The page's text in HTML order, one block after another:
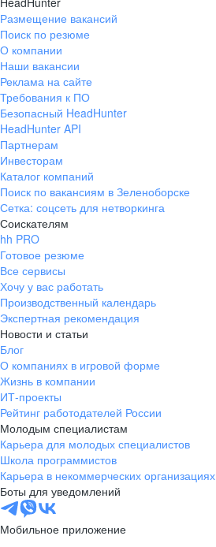
Размещение вакансий
Поиск по резюме
О компании
Наши вакансии
Реклама на сайте
Требования к ПО
Безопасный HeadHunter
HeadHunter API
Партнерам
Инвесторам
Каталог компаний
Поиск по вакансиям в Зеленоборске
Сетка: соцсеть для нетворкинга
Соискателям
hh PRO
Готовое резюме
Все сервисы
Хочу у вас работать
Производственный календарь
Экспертная рекомендация
Новости и статьи
Блог
О компаниях в игровой форме
Жизнь в компании
ИТ-проекты
Рейтинг работодателей России
Молодым специалистам
Карьера для молодых специалистов
Школа программистов
Карьера в некоммерческих организациях
Боты для уведомлений
Мобильное приложение